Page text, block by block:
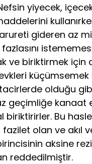
yiyecek,
gideren az
ve biriktirmek için
küçümsemek
olduğu
geçimli­ğe kanaat
biriktirirler. Bu
fazilet olan ve akıl
aksine
reddedilmiştir.